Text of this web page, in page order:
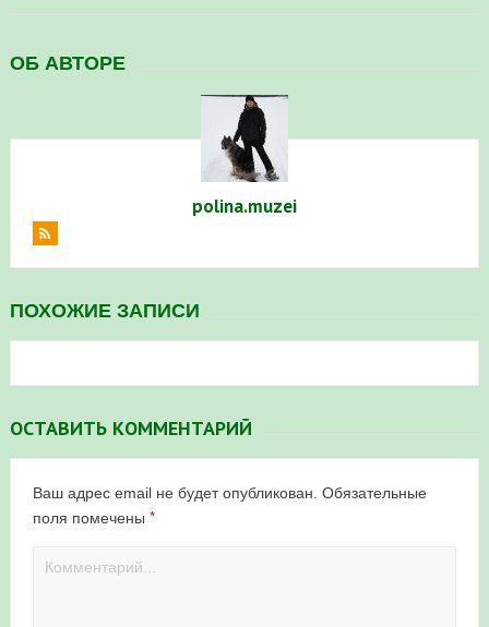
ОБ АВТОРЕ
polina.muzei
ПОХОЖИЕ ЗАПИСИ
ОСТАВИТЬ КОММЕНТАРИЙ
Ваш адрес email не будет опубликован. Обязательные
поля помечены *